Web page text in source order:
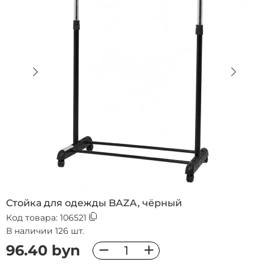
Стойка для одежды BAZA, чёрный
Код товара: 106521
В наличии 126 шт.
96.40 byn − +